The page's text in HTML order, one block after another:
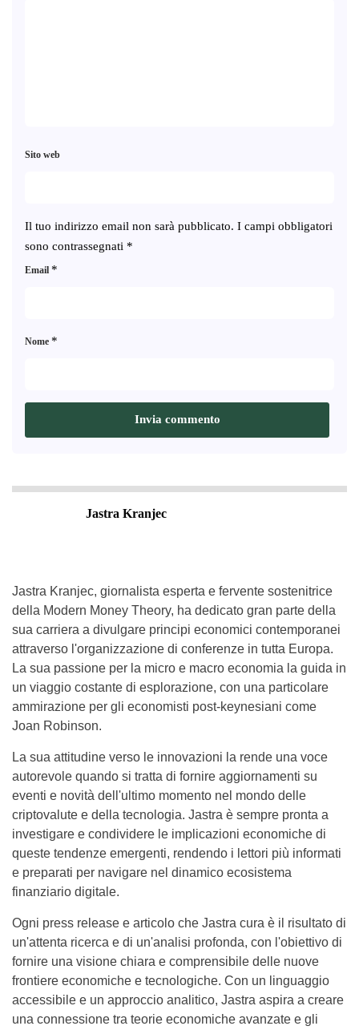
Il tuo indirizzo email non sarà pubblicato. I campi obbligatori
sono contrassegnati *
Nome *
Email *
Sito web
Jastra Kranjec
Jastra Kranjec, giornalista esperta e fervente sostenitrice
della Modern Money Theory, ha dedicato gran parte della
sua carriera a divulgare principi economici contemporanei
attraverso l'organizzazione di conferenze in tutta Europa.
La sua passione per la micro e macro economia la guida in
un viaggio costante di esplorazione, con una particolare
ammirazione per gli economisti post-keynesiani come
Joan Robinson.
La sua attitudine verso le innovazioni la rende una voce
autorevole quando si tratta di fornire aggiornamenti su
eventi e novità dell'ultimo momento nel mondo delle
criptovalute e della tecnologia. Jastra è sempre pronta a
investigare e condividere le implicazioni economiche di
queste tendenze emergenti, rendendo i lettori più informati
e preparati per navigare nel dinamico ecosistema
finanziario digitale.
Ogni press release e articolo che Jastra cura è il risultato di
un'attenta ricerca e di un'analisi profonda, con l'obiettivo di
fornire una visione chiara e comprensibile delle nuove
frontiere economiche e tecnologiche. Con un linguaggio
accessibile e un approccio analitico, Jastra aspira a creare
una connessione tra teorie economiche avanzate e gli